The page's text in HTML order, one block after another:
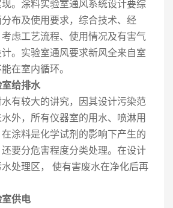
。涂料实验室通风系统设计要综
布及使用要求，综合技术、经
虑工艺流程、使用情况及有害气
。实验室通风要求新风全来自室
在室内循环。
室给排水
有较大的讲究，因其设计污染范
外，所有仪器室的用水、喷淋用
涂料是化学试剂的影响下产生的
要分危害程度分类处理。在设计
处理区， 使有害废水在净化后再
室供电